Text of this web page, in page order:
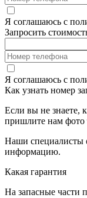
Я соглашаюсь с
Запросить
Я соглашаюсь с
Как узнать номер
Если вы не знаете,
пришлите нам фото
Наши специалисты
информацию.
Какая гарантия
На запасные части